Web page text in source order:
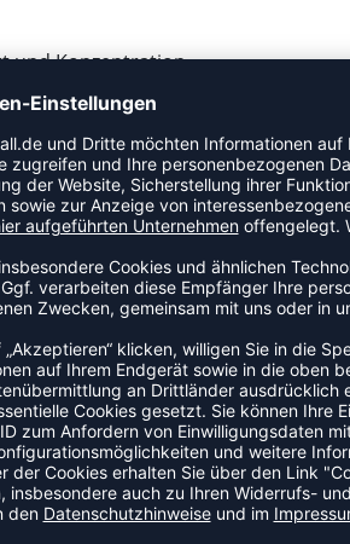
und Konzentration.
und glatter Struktur.
werden.
Bewegungsfreiheit.
Thermodruck.